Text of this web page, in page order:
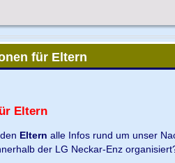
für Eltern
Eltern
Eltern alle Infos rund um unser
der LG Neckar-Enz